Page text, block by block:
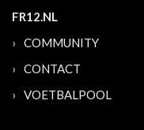
FR12.NL
COMMUNITY
CONTACT
VOETBALPOOL